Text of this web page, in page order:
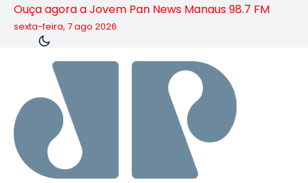
Ouça agora a Jovem Pan News Manaus 98.7 FM
sexta-feira, 7 ago 2026